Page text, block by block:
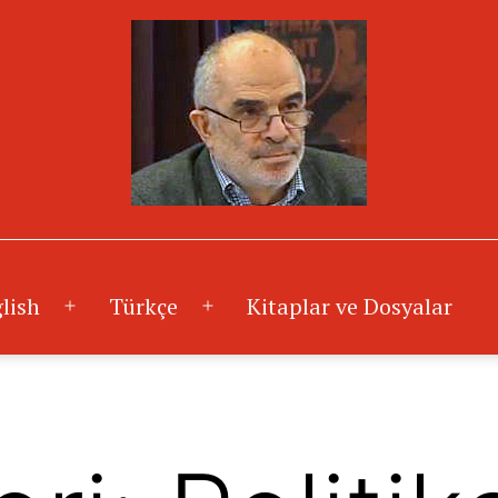
Menüyü
aç
Türkçe
Menüyü
aç
Kitaplar ve Dosyalar